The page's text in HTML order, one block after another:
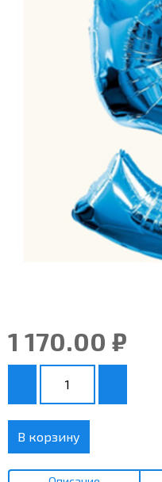
1 170.00 ₽
В корзину